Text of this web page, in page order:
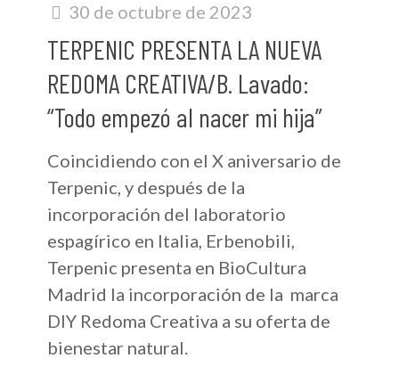
30 de octubre de 2023
TERPENIC PRESENTA LA NUEVA
REDOMA CREATIVA/B. Lavado:
“Todo empezó al nacer mi hija”
Coincidiendo con el X aniversario de
Terpenic, y después de la
incorporación del laboratorio
espagírico en Italia, Erbenobili,
Terpenic presenta en BioCultura
Madrid la incorporación de la marca
DIY Redoma Creativa a su oferta de
bienestar natural.